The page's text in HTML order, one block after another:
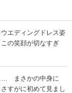
エディングドレス姿
の笑顔が切なすぎ
まさかの中身に
すがに初めて見まし